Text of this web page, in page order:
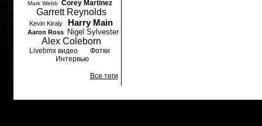
Mark Webb Corey Martinez
Garrett Reynolds
Kevin Kiraly Harry Main
Aaron Ross Nigel Sylvester
Alex Coleborn
Livebmx видео
Фотки
Интервью
Все теги